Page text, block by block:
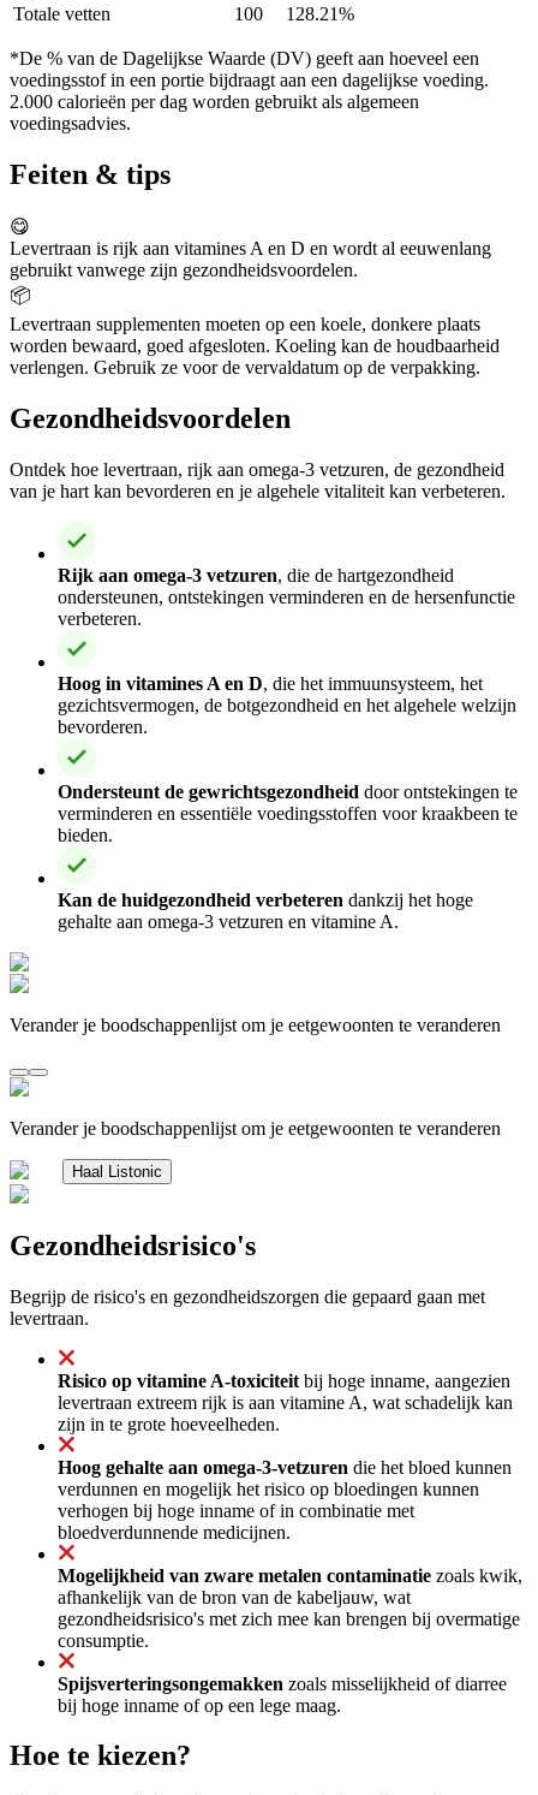
Totale vetten
100 128.21%
*De % van de Dagelijkse Waarde (DV) geeft aan hoeveel een
voedingsstof in een portie bijdraagt aan een dagelijkse voeding.
2.000 calorieën per dag worden gebruikt als algemeen
voedingsadvies.
Feiten & tips
😋
Levertraan is rijk aan vitamines A en D en wordt al eeuwenlang
gebruikt vanwege zijn gezondheidsvoordelen.
📦
Levertraan supplementen moeten op een koele, donkere plaats
worden bewaard, goed afgesloten. Koeling kan de houdbaarheid
verlengen. Gebruik ze voor de vervaldatum op de verpakking.
Gezondheidsvoordelen
Ontdek hoe levertraan, rijk aan omega-3 vetzuren, de gezondheid
van je hart kan bevorderen en je algehele vitaliteit kan verbeteren.
Rijk aan omega-3 vetzuren, die de hartgezondheid
ondersteunen, ontstekingen verminderen en de hersenfunctie
verbeteren.
Hoog in vitamines A en D, die het immuunsysteem, het
gezichtsvermogen, de botgezondheid en het algehele welzijn
bevorderen.
Ondersteunt de gewrichtsgezondheid door ontstekingen te
verminderen en essentiële voedingsstoffen voor kraakbeen te
bieden.
Kan de huidgezondheid verbeteren dankzij het hoge
gehalte aan omega-3 vetzuren en vitamine A.
Verander je boodschappenlijst om je eetgewoonten te veranderen
Verander je boodschappenlijst om je eetgewoonten te veranderen
Haal Listonic
Gezondheidsrisico's
Begrijp de risico's en gezondheidszorgen die gepaard gaan met
levertraan.
Risico op vitamine A-toxiciteit bij hoge inname, aangezien
levertraan extreem rijk is aan vitamine A, wat schadelijk kan
zijn in te grote hoeveelheden.
Hoog gehalte aan omega-3-vetzuren die het bloed kunnen
verdunnen en mogelijk het risico op bloedingen kunnen
verhogen bij hoge inname of in combinatie met
bloedverdunnende medicijnen.
Mogelijkheid van zware metalen contaminatie zoals kwik,
afhankelijk van de bron van de kabeljauw, wat
gezondheidsrisico's met zich mee kan brengen bij overmatige
consumptie.
Spijsverteringsongemakken zoals misselijkheid of diarree
bij hoge inname of op een lege maag.
Hoe te kiezen?